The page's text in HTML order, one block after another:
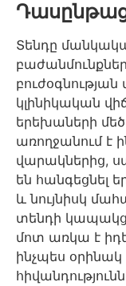
Տենդը
կլինիկական
երեխաների
առողջանում է
վարակներից,
են հանգեցնել
և նույնիսկ
տենդի
մոտ առկա է
ինչպես օրինակ